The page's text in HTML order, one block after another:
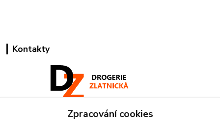
Kontakty
Pracovní doba:Zpracování cookies